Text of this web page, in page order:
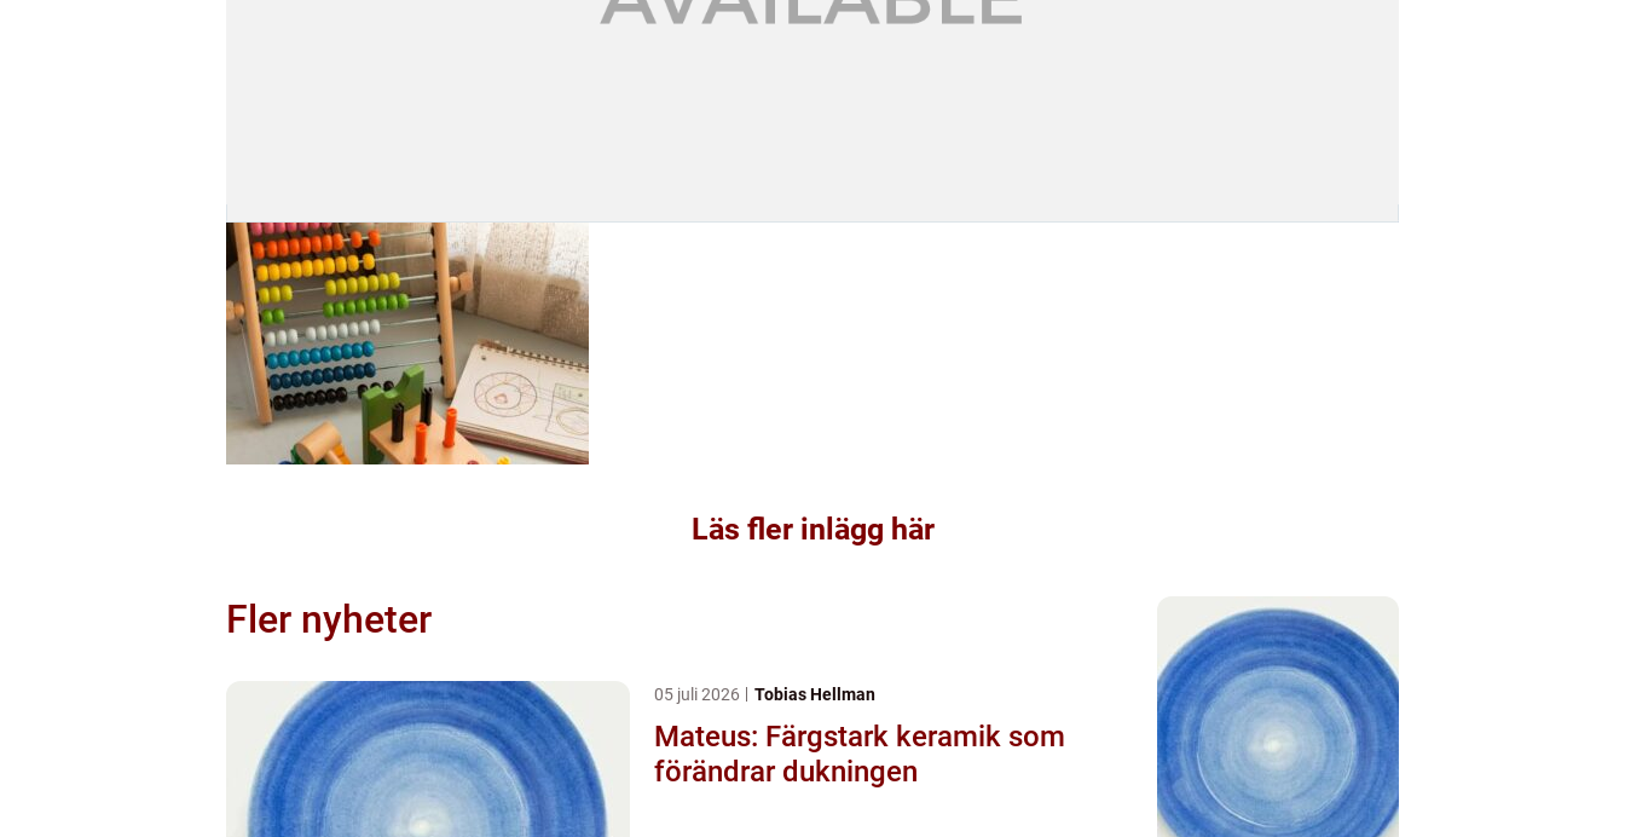
Läs fler inlägg här
Fler nyheter
05 juli 2026 Tobias Hellman
Mateus: Färgstark keramik som
förändrar dukningen